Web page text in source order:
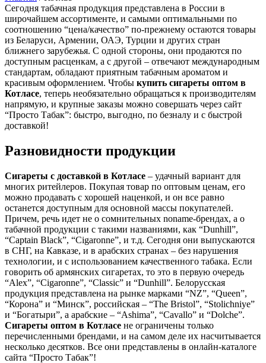
Сегодня табачная продукция представлена в России в
широчайшем ассортименте, и самыми оптимальными по
соотношению “цена/качество” по-прежнему остаются товары
из Беларуси, Армении, ОАЭ, Турции и других стран
ближнего зарубежья. С одной стороны, они продаются по
доступным расценкам, а с другой – отвечают международным
стандартам, обладают приятным табачным ароматом и
красивым оформлением. Чтобы купить сигареты оптом в
Котласе, теперь необязательно обращаться к производителям
напрямую, и крупные заказы можно совершать через сайт
“Просто Табак”: быстро, выгодно, по безналу и с быстрой
доставкой!
Разновидности продукции
Сигареты с доставкой в Котласе – удачный вариант для
многих ритейлеров. Покупая товар по оптовым ценам, его
можно продавать с хорошей наценкой, и он все равно
останется доступным для основной массы покупателей.
Причем, речь идет не о сомнительных noname-брендах, а о
табачной продукции с такими названиями, как “Dunhill”,
“Captain Black”, “Cigaronne”, и т.д. Сегодня они выпускаются
в СНГ, на Кавказе, и в арабских странах – без нарушения
технологии, и с использованием качественного табака. Если
говорить об армянских сигаретах, то это в первую очередь
“Alex”, “Cigaronne”, “Classic” и “Dunhill”. Белорусская
продукция представлена на рынке марками “NZ”, “Queen”,
“Корона” и “Минск”, российская – “The Bristol”, “Stolichniye”
и “Богатыри”, а арабские – “Ashima”, “Cavallo” и “Dolche”.
Сигареты оптом в Котласе не ограничены только
перечисленными брендами, и на самом деле их насчитывается
несколько десятков. Все они представлены в онлайн-каталоге
сайта “Просто Табак”!